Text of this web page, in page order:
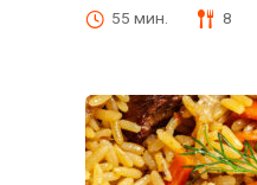
55 мин. 8